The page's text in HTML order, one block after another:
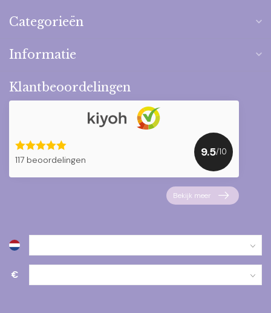
Categorieën
Informatie
Klantbeoordelingen
117 beoordelingen
9.5/10
Bekijk meer
€